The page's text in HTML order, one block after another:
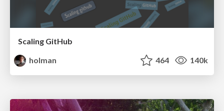
Scaling GitHub
holman
464 140k